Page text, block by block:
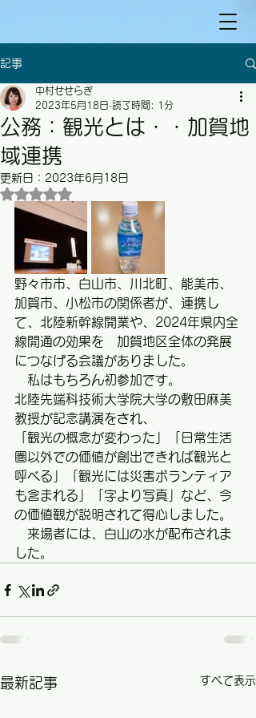
記事
公務：観光とは・・加賀地
域連携
中村せせらぎ
2023年5月18日 読了時間: 1分
更新日： 2023年6月18日
5つ星のうちNaNと評価されています。
野々市市、白山市、川北町、能美市、
加賀市、小松市の関係者が、連携し
て、北陸新幹線開業や、2024年県内全
線開通の効果を　加賀地区全体の発展
につなげる会議がありました。
私はもちろん初参加です。
北陸先端科技術大学院大学の敷田麻美
教授が記念講演をされ、
「観光の概念が変わった」「日常生活
圏以外での価値が創出できれば観光と
呼べる」「観光には災害ボランティア
も含まれる」「字より写真」など、今
の価値観が説明されて得心しました。
来場者には、白山の水が配布されま
した。
最新記事 すべて表示